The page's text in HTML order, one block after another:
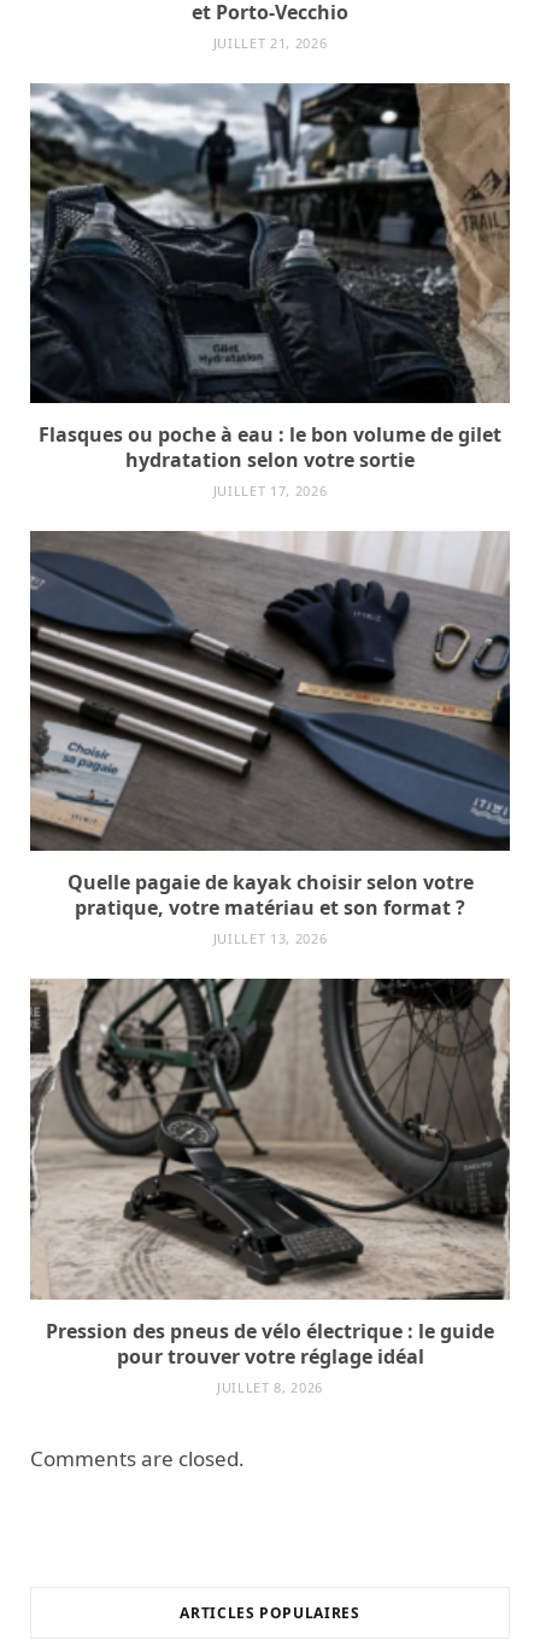
et Porto-Vecchio
JUILLET 21, 2026
Flasques ou poche à eau : le bon volume de gilet
hydratation selon votre sortie
JUILLET 17, 2026
Quelle pagaie de kayak choisir selon votre
pratique, votre matériau et son format ?
JUILLET 13, 2026
Pression des pneus de vélo électrique : le guide
pour trouver votre réglage idéal
JUILLET 8, 2026
Comments are closed.
ARTICLES POPULAIRES